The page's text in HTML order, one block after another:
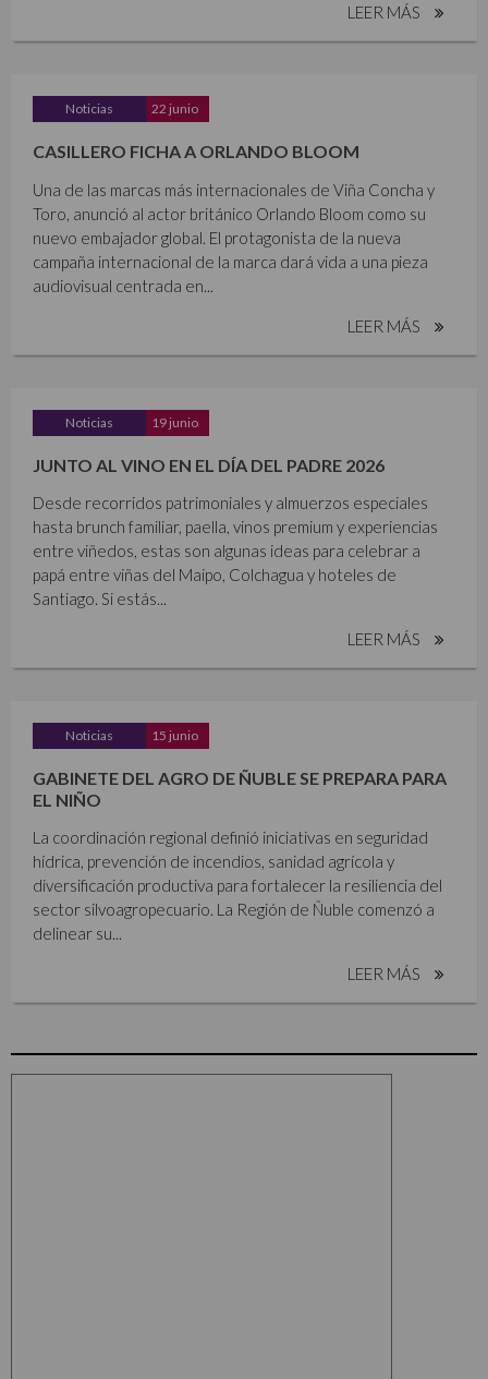
LEER MÁS
Noticias 22 junio
CASILLERO FICHA A ORLANDO BLOOM
Una de las marcas más internacionales de Viña Concha y
Toro, anunció al actor británico Orlando Bloom como su
nuevo embajador global. El protagonista de la nueva
campaña internacional de la marca dará vida a una pieza
audiovisual centrada en...
LEER MÁS
Noticias 19 junio
JUNTO AL VINO EN EL DÍA DEL PADRE 2026
Desde recorridos patrimoniales y almuerzos especiales
hasta brunch familiar, paella, vinos premium y experiencias
entre viñedos, estas son algunas ideas para celebrar a
papá entre viñas del Maipo, Colchagua y hoteles de
Santiago. Si estás...
LEER MÁS
Noticias 15 junio
GABINETE DEL AGRO DE ÑUBLE SE PREPARA PARA
EL NIÑO
La coordinación regional definió iniciativas en seguridad
hídrica, prevención de incendios, sanidad agrícola y
diversificación productiva para fortalecer la resiliencia del
sector silvoagropecuario. La Región de Ñuble comenzó a
delinear su...
LEER MÁS